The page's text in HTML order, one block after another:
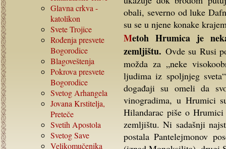
Glavna crkva -
katolikon
Svete Trojice
Rođenja presvete
Bogorodice
Blagoveštenja
Pokrova presvete
Bogorodice
Svetog Arhangela
Jovana Krstitelja,
Preteče
Svetih Apostola
Svetog Save
Velikomučenika
obali, severno od luke
su se u njene konake
Metoh Hrumica je nekad bio hilandarski, jer je na hilandarskom
zemljištu. Ovde su Rusi
možda za „neke
ljudima iz spoljnjeg
događaji su omeli da
vinogradima, u Hrumici
Hilandarac piše o
zemljištu. Ni sadašnji
postala Pantelejmonov